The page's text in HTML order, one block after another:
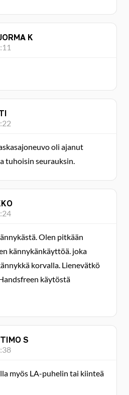
K
oli ajanut
tuhoisin seurauksin.
Olen pitkään
kännykänkäyttöä. joka
korvalla. Lienevätkö
käytöstä
S
myös LA-puhelin tai kiinteä